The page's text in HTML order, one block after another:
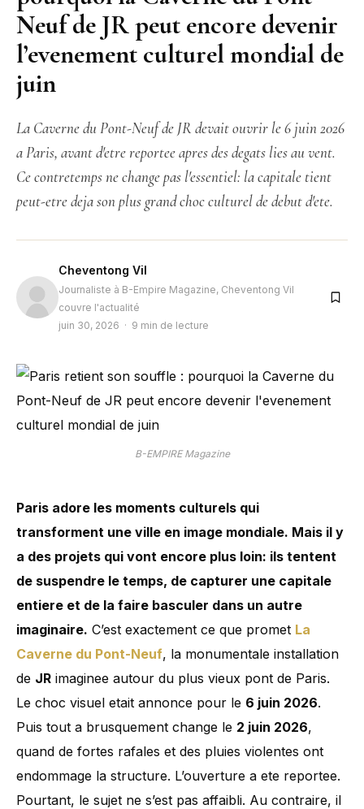
Neuf de JR peut encore devenir
l’evenement culturel mondial de
juin
La Caverne du Pont-Neuf de JR devait ouvrir le 6 juin 2026
a Paris, avant d'etre reportee apres des degats lies au vent.
Ce contretemps ne change pas l'essentiel: la capitale tient
peut-etre deja son plus grand choc culturel de debut d'ete.
Cheventong Vil
Journaliste à B-Empire Magazine, Cheventong Vil
couvre l'actualité
juin 30, 2026 · 9 min de lecture
B-EMPIRE Magazine
Paris adore les moments culturels qui
transforment une ville en image mondiale. Mais il y
a des projets qui vont encore plus loin: ils tentent
de suspendre le temps, de capturer une capitale
entiere et de la faire basculer dans un autre
imaginaire. C’est exactement ce que promet La
Caverne du Pont-Neuf, la monumentale installation
de JR imaginee autour du plus vieux pont de Paris.
Le choc visuel etait annonce pour le 6 juin 2026.
Puis tout a brusquement change le 2 juin 2026,
quand de fortes rafales et des pluies violentes ont
endommage la structure. L’ouverture a ete reportee.
Pourtant, le sujet ne s’est pas affaibli. Au contraire, il